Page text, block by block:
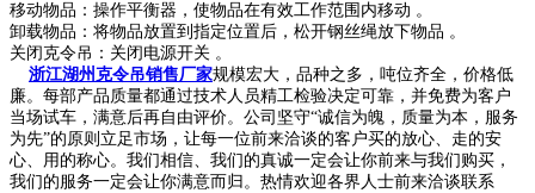
移动物品：操作平衡器，使物品在有效工作范围内移动 。
卸载物品：将物品放置到指定位置后，松开钢丝绳放下物品 。
关闭克令吊：关闭电源开关 。
浙江湖州克令吊销售厂家规模宏大，品种之多，吨位齐全，价格低
廉。每部产品质量都通过技术人员精工检验决定可靠，并免费为客户
当场试车，满意后再自由评价。公司坚守“诚信为魄，质量为本，服务
为先”的原则立足市场，让每一位前来洽谈的客户买的放心、走的安
心、用的称心。我们相信、我们的真诚一定会让你前来与我们购买，
我们的服务一定会让你满意而归。热情欢迎各界人士前来洽谈联系